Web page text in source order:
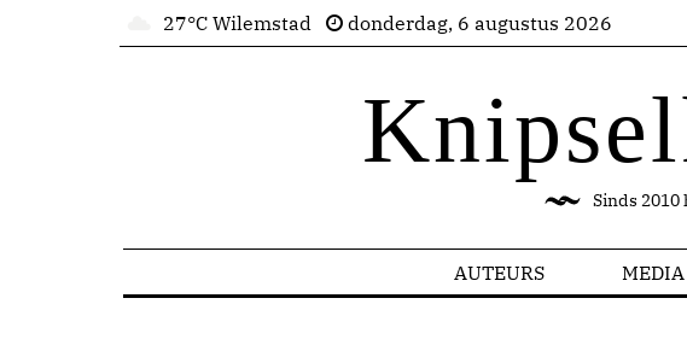
27°C Wilemstad donderdag, 6 augustus 2026
Sinds
AUTEURS MEDIA